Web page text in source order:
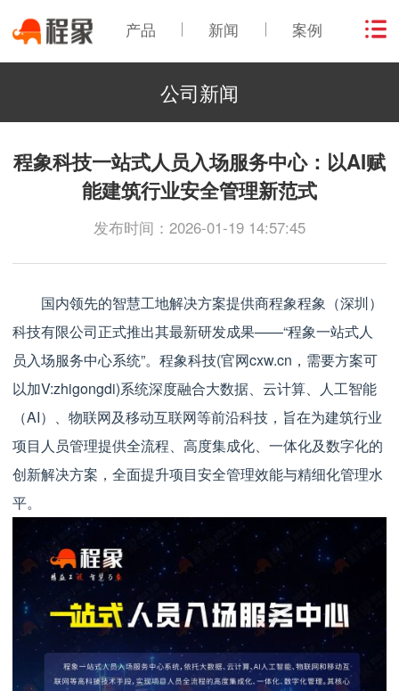
产品 新闻 案例
公司新闻
程象科技一站式人员入场服务中心：以AI赋
能建筑行业安全管理新范式
发布时间：2026-01-19 14:57:45
国内领先的智慧工地解决方案提供商程象程象（深圳）
科技有限公司正式推出其最新研发成果——“程象一站式人
员入场服务中心系统”。程象科技(官网cxw.cn，需要方案可
以加V:zhigongdi)系统深度融合大数据、云计算、人工智能
（AI）、物联网及移动互联网等前沿科技，旨在为建筑行业
项目人员管理提供全流程、高度集成化、一体化及数字化的
创新解决方案，全面提升项目安全管理效能与精细化管理水
平。